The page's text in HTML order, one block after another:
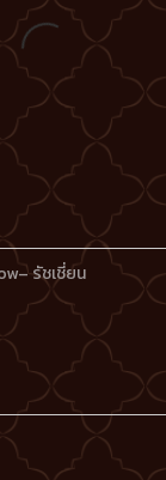
รัชเชี่ยน